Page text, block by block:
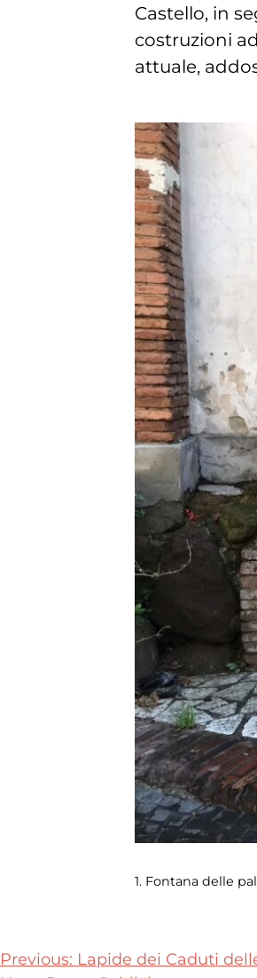
Castello, in
costruzioni
attuale,
1. Fontana delle
Navigazione
Previous: Lapide dei Caduti